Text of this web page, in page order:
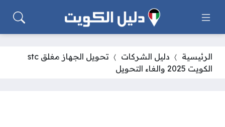
الرئيسية دليل الشركات
تحويل الجهاز مغلق stc
الكويت 2025 والغاء التحويل